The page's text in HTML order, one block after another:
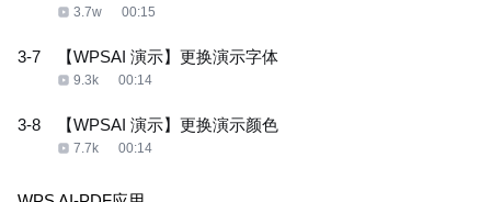
3.7w 00:15
3-7 【WPSAI 演示】更换演示字体
9.3k 00:14
3-8 【WPSAI 演示】更换演示颜色
7.7k 00:14